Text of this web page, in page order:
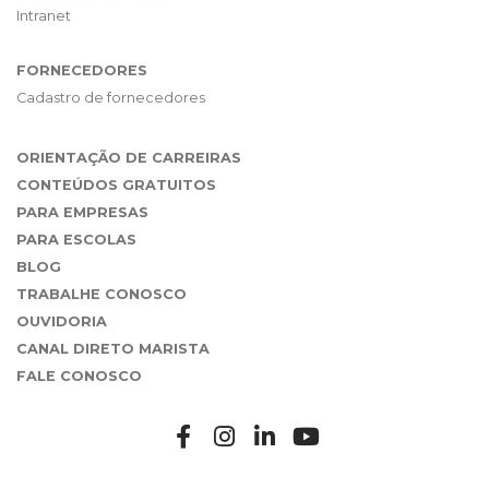
Intranet
FORNECEDORES
Cadastro de fornecedores
ORIENTAÇÃO DE CARREIRAS
CONTEÚDOS GRATUITOS
PARA EMPRESAS
PARA ESCOLAS
BLOG
TRABALHE CONOSCO
OUVIDORIA
CANAL DIRETO MARISTA
FALE CONOSCO